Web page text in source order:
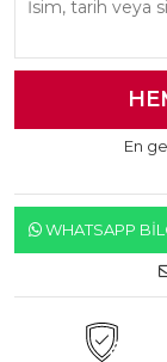
En
WHATSAPP